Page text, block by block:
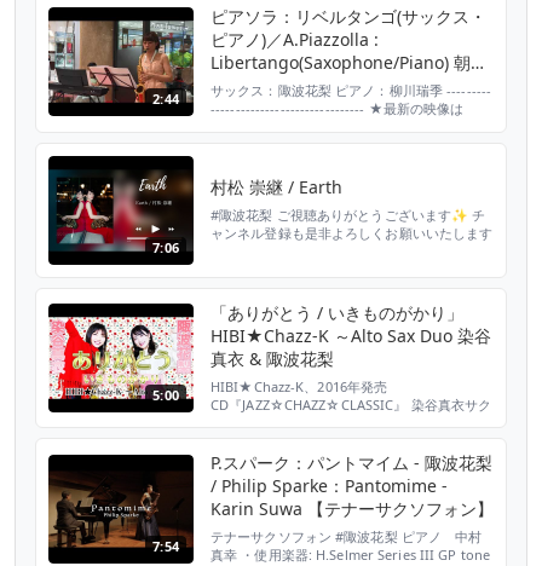
ソフォン奏者 陬波花梨さんをスペシャルゲス
トにお迎えしての アルトサックス・デュエッ
トです！ サックス愛好家の方たちにより楽し
んでいただけるよう 楽譜も一緒にお届けいた
しま...
2:44
ピアソラ：リベルタンゴ(サックス・
ピアノ)／A.Piazzolla :
Libertango(Saxophone/Piano) 朝♪
クラ～Asa－Kura～
サックス：陬波花梨 ピアノ：柳川瑞季 ---------
------------------------------- ★最新の映像は
ック！ @enb4293s ★最新のイベント情報は...
7:06
村松 崇継 / Earth
#陬波花梨 ご視聴ありがとうございます✨ チ
ャンネル登録も是非よろしくお願いいたします
https://www.instagram.com/karin_sax_/
#saxophon...
5:00
「ありがとう / いきものがかり」
HIBI★Chazz-K ～Alto Sax Duo 染谷
真衣 & 陬波花梨
HIBI★Chazz-K、2016年発売
CD『JAZZ☆CHAZZ☆CLASSIC』 染谷真衣サク
ソフォン奏者 陬波花梨さんをスペシャルゲス
トにお迎えしての アルトサックス・デュエッ
ト第二弾です！ 陬波花梨さんは自身の
YouTubeチャンネルも持っています。 ぜひ下
記リ...
7:54
P.スパーク：パントマイム - 陬波花梨
/ Philip Sparke：Pantomime -
Karin Suwa 【テナーサクソフォン】
テナーサクソフォン #陬波花梨 ピアノ 中村
真幸 ・使用楽器: H.Selmer Series III GP tone